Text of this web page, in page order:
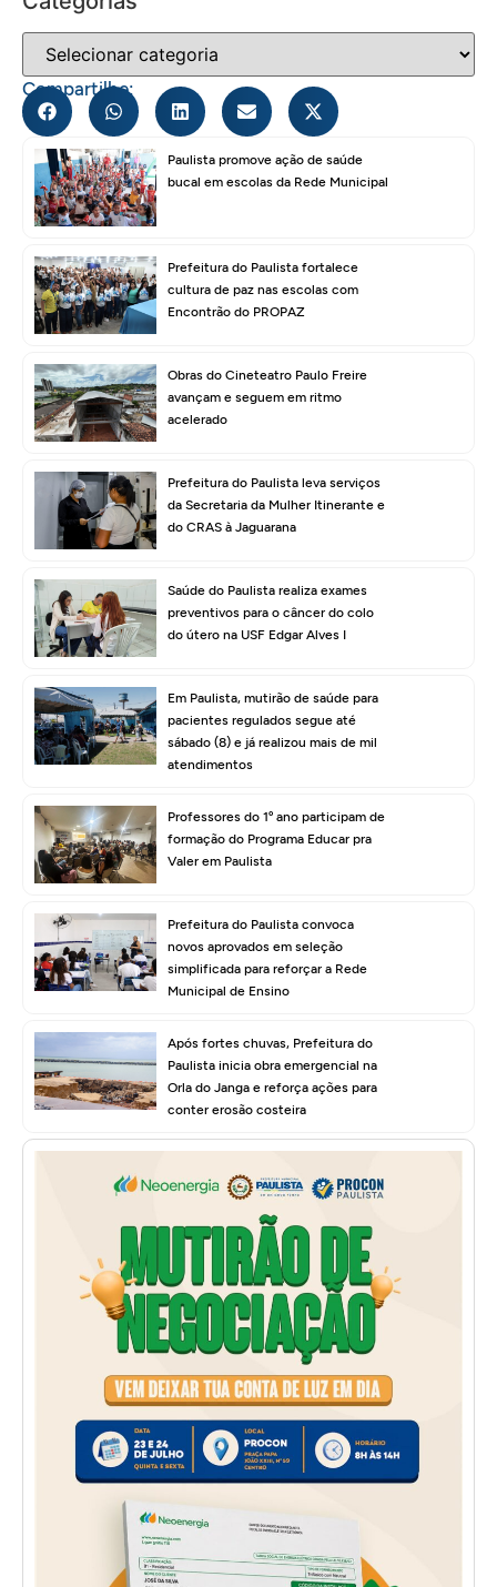
Compartilhe:
Paulista promove ação de saúde
bucal em escolas da Rede Municipal
Prefeitura do Paulista fortalece
cultura de paz nas escolas com
Encontrão do PROPAZ
Obras do Cineteatro Paulo Freire
avançam e seguem em ritmo
acelerado
Prefeitura do Paulista leva serviços
da Secretaria da Mulher Itinerante e
do CRAS à Jaguarana
Saúde do Paulista realiza exames
preventivos para o câncer do colo
do útero na USF Edgar Alves I
Em Paulista, mutirão de saúde para
pacientes regulados segue até
sábado (8) e já realizou mais de mil
atendimentos
Professores do 1º ano participam de
formação do Programa Educar pra
Valer em Paulista
Prefeitura do Paulista convoca
novos aprovados em seleção
simplificada para reforçar a Rede
Municipal de Ensino
Após fortes chuvas, Prefeitura do
Paulista inicia obra emergencial na
Orla do Janga e reforça ações para
conter erosão costeira